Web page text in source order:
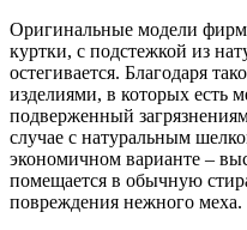
Оригинальные модели
куртки, c подстежкой из
остегивается. Благодаря
изделиями, в которых есть
подверженный
случае с натуральным
экономичном варианте –
помещается в обычную
повреждения нежного меха.